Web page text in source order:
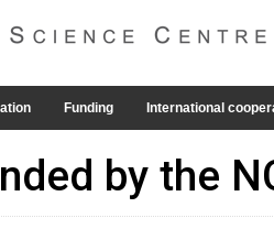
Funding International
by the